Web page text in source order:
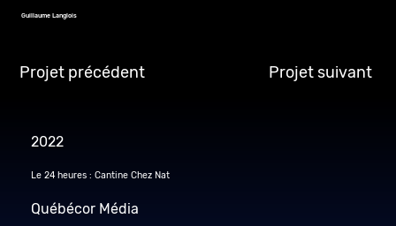
Guillaume Langlois
Projet précédent Projet suivant
2022
Le 24 heures : Cantine Chez Nat
Québécor Média